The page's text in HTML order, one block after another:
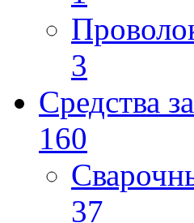
3
Средства
160
37